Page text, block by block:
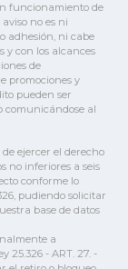
funcionamiento de
no es ni
adhesión, ni cabe
y con los alcances
de
promociones y
pueden ser
comunicándose al
ejercer el derecho
no inferiores a seis
conforme lo
pudiendo solicitar
base de datos
a
25.326 - ART. 27. -